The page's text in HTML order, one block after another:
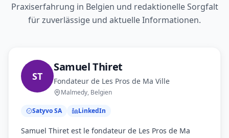
Praxiserfahrung in Belgien und redaktionelle Sorgfalt
für zuverlässige und aktuelle Informationen.
ST
Samuel Thiret
Fondateur de Les Pros de Ma Ville
Malmedy, Belgien
Satyvo SA LinkedIn
Samuel Thiret est le fondateur de Les Pros de Ma